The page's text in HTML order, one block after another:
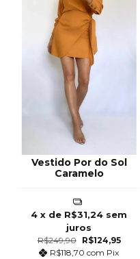
Vestido Por do Sol
Caramelo
R$249,90
R$124,95
R$118,70com Pix
4 x de R$31,24 sem
juros